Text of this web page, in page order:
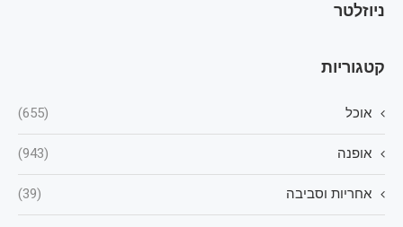
ניוזלטר
קטגוריות
אוכל (655)
אופנה (943)
אחריות וסביבה (39)